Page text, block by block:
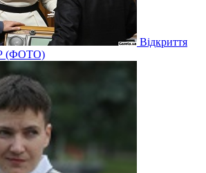
Відкриття
(ФОТО)